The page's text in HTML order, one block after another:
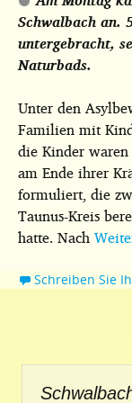
Schwalbach an.
untergebracht,
Naturbads.
Unter den
Familien mit
die Kinder
am Ende ihrer
formuliert, die
Taunus-Kreis
hatte. Nach
Schreiben Sie